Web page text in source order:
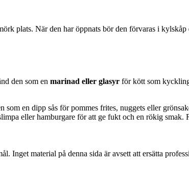
plats. När den har öppnats bör den förvaras i kylskåp
den som en marinad eller glasyr för kött som
som en dipp sås för pommes frites, nuggets eller
eller hamburgare för att ge fukt och en rökig
Inget material på denna sida är avsett att ersätta